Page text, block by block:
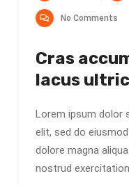
No Comments
Cras
lacus
Lorem ipsum dolor
elit, sed do
dolore magna
nostrud